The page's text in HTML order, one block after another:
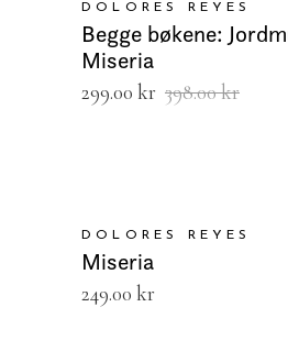
DOLORES REYES
Begge bøkene:
Miseria
398.00kr
Opprinnelig
pris
299.00 kr
Nåværende
pris
DOLORES REYES
Miseria
249.00 kr